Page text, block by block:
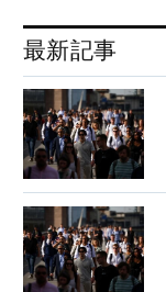
最新記事